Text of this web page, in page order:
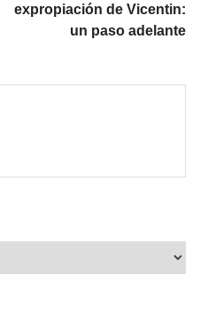
expropiación de Vicentin:
un paso adelante